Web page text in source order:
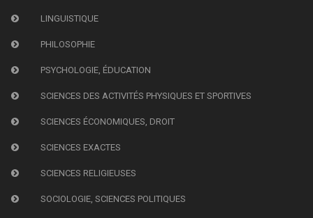
LINGUISTIQUE
PHILOSOPHIE
PSYCHOLOGIE, ÉDUCATION
SCIENCES DES ACTIVITÉS PHYSIQUES ET SPORTIVES
SCIENCES ÉCONOMIQUES, DROIT
SCIENCES EXACTES
SCIENCES RELIGIEUSES
SOCIOLOGIE, SCIENCES POLITIQUES